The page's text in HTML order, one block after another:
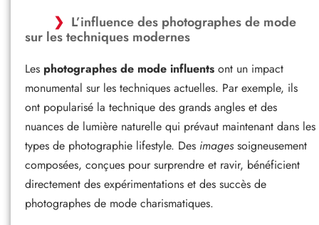
L’influence des photographes de mode
sur les techniques modernes
Les photographes de mode influents ont un impact
monumental sur les techniques actuelles. Par exemple, ils
ont popularisé la technique des grands angles et des
nuances de lumière naturelle qui prévaut maintenant dans les
types de photographie lifestyle. Des images soigneusement
composées, conçues pour surprendre et ravir, bénéficient
directement des expérimentations et des succès de
photographes de mode charismatiques.